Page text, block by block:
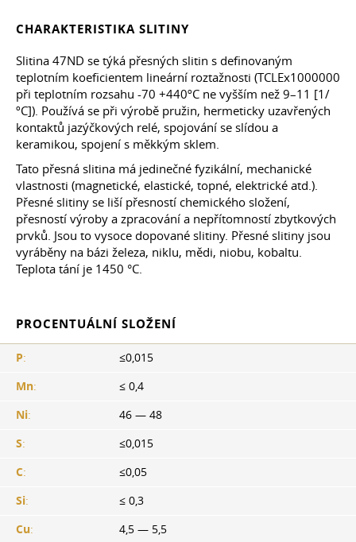
CHARAKTERISTIKA SLITINY
Slitina 47ND se týká přesných slitin s definovaným
teplotním koeficientem lineární roztažnosti (TCLEx1000000
při teplotním rozsahu -70 +440ºC ne vyšším než 9–11 [1/
ºC]). Používá se při výrobě pružin, hermeticky uzavřených
kontaktů jazýčkových relé, spojování se slídou a
keramikou, spojení s měkkým sklem.
Tato přesná slitina má jedinečné fyzikální, mechanické
vlastnosti (magnetické, elastické, topné, elektrické atd.).
Přesné slitiny se liší přesností chemického složení,
přesností výroby a zpracování a nepřítomností zbytkových
prvků. Jsou to vysoce dopované slitiny. Přesné slitiny jsou
vyráběny na bázi železa, niklu, mědi, niobu, kobaltu.
Teplota tání je 1450 °C.
PROCENTUÁLNÍ SLOŽENÍ
P:
≤0,015
Mn:
≤ 0,4
Ni:
46 — 48
S:
≤0,015
C:
≤0,05
Si:
≤ 0,3
Cu:
4,5 — 5,5